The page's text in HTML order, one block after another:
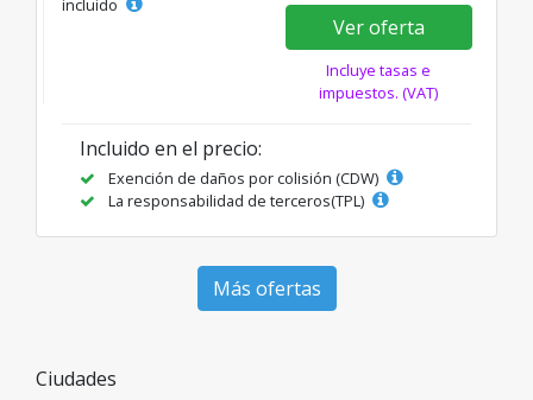
incluido
Ver oferta
Incluye tasas e
impuestos. (VAT)
Incluido en el precio:
Exención de daños por colisión (CDW)
La responsabilidad de terceros(TPL)
Más ofertas
Ciudades